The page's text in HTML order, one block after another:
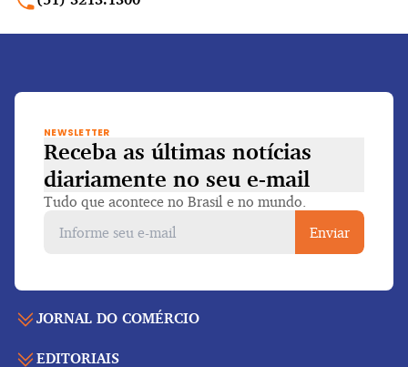
JORNAL DO COMÉRCIO
Capa
EDITORIAIS
NEWSLETTER
Receba as últimas notícias
diariamente no seu e-mail
Tudo que acontece no Brasil e no mundo.
Enviar